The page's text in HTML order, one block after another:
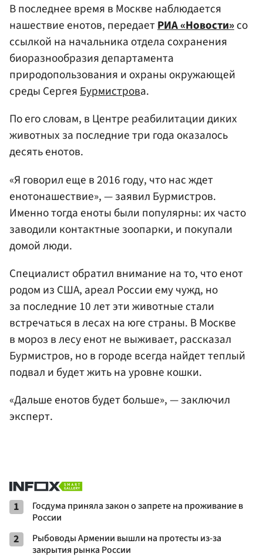
В последнее время в Москве наблюдается
нашествие енотов, передаетРИА «Новости»со
ссылкой на начальника отдела сохранения
биоразнообразия департамента
природопользования и охраны окружающей
среды СергеяБурмистрова.
По его словам, в Центре реабилитации диких
животных за последние три года оказалось
десять енотов.
«Я говорил еще в 2016 году, что нас ждет
енотонашествие», — заявил Бурмистров.
Именно тогда еноты были популярны: их часто
заводили контактные зоопарки, и покупали
домой люди.
Специалист обратил внимание на то, что енот
родом из США, ареал России ему чужд, но
за последние 10 лет эти животные стали
встречаться в лесах на юге страны. В Москве
в мороз в лесу енот не выживает, рассказал
Бурмистров, но в городе всегда найдет теплый
подвал и будет жить на уровне кошки.
«Дальше енотов будет больше», — заключил
эксперт.
1
Госдума приняла закон о запрете на проживание в
России
2
Рыбоводы Армении вышли на протесты из-за
закрытия рынка России